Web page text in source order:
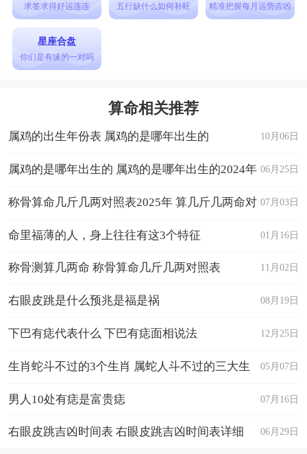
5月：在这个月份，您将感受到事业上的突破
和成功。您的努力和才华将得到认可，并带来更多
的机遇。抓住这些机会，大胆地追求自己的目标，
6月：这个月份，您将面临一些人际关系的挑
战。保持冷静和理智，避免与他人发生冲突。与此
同时，也要关注自己的情绪和情感健康，寻找平衡
7月：在这个月份，您将享受到一段愉快的旅
行或休闲时光。这将为您带来放松和恢复活力的机
8月：这个月份，您将面临一些工作上的压力
和挑战。保持专注和耐心，不要被困难击倒。寻求
您将能够克服困难并取得成功。
9月：在这个月份，您将经历一些家庭和感情
求签求得好运连连 五行缺什么如何补旺 精准把握每月运势吉凶
星座合盘
你们是有缘的一对吗
算命相关推荐
10月06日
属鸡的出生年份表 属鸡的是哪年出生的
06月25日
属鸡的是哪年出生的 属鸡的是哪年出生的2024年
的运势 07月03日
称骨算命几斤几两对照表2025年 算几斤几两命对
照表 01月16日
命里福薄的人，身上往往有这3个特征
11月02日
称骨测算几两命 称骨算命几斤几两对照表
08月19日
右眼皮跳是什么预兆是福是祸
12月25日
下巴有痣代表什么 下巴有痣面相说法
05月07日
生肖蛇斗不过的3个生肖 属蛇人斗不过的三大生
肖 07月16日
男人10处有痣是富贵痣
06月29日
右眼皮跳吉凶时间表 右眼皮跳吉凶时间表详细